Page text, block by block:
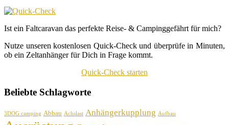
Ist ein Faltcaravan das perfekte Reise- & Campinggefährt für mich?
Nutze unseren kostenlosen Quick-Check und überprüfe in Minuten,
ob ein Zeltanhänger für Dich in Frage kommt.
Quick-Check starten
Beliebte Schlagworte
3DOG camping Abbau Achslast Anhängerkupplung Aufbau